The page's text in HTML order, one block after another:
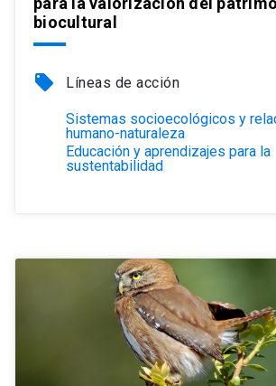
biocultural
local_offer Líneas de acción
Sistemas socioecológicos y
humano-naturaleza
Educación y aprendizajes para la
sustentabilidad